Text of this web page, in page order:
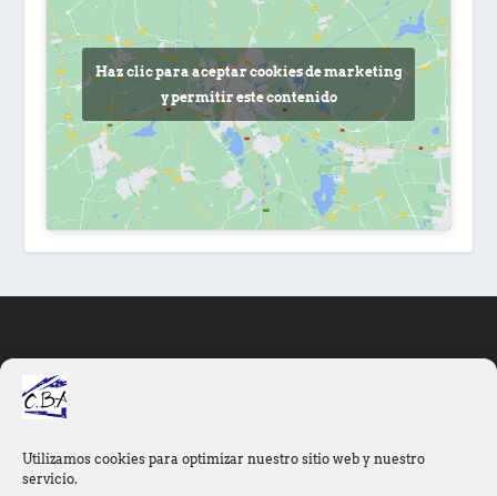
Utilizamos cookies para optimizar nuestro sitio web y nuestro
servicio.
Haz clic para aceptar cookies de marketing
y permitir este contenido
INFORMACIÓN
Área privada
Aviso Legal